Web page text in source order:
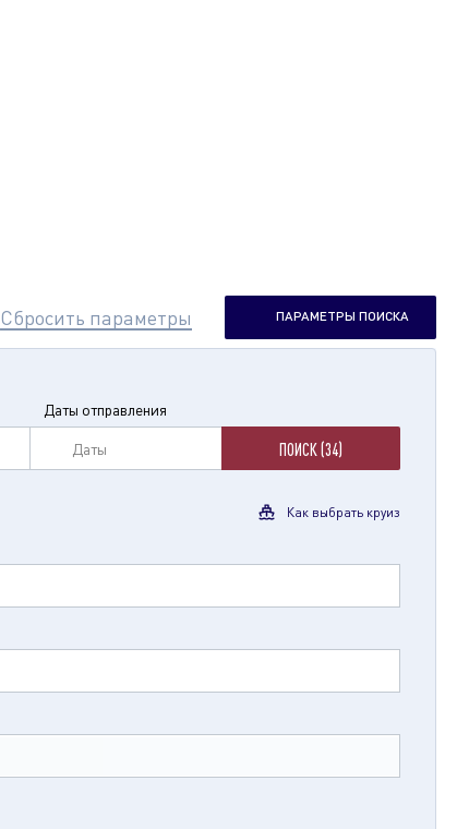
Сбросить параметры ПАРАМЕТРЫ ПОИСКА
Даты отправления
Даты ПОИСК (34)
Как выбрать круиз